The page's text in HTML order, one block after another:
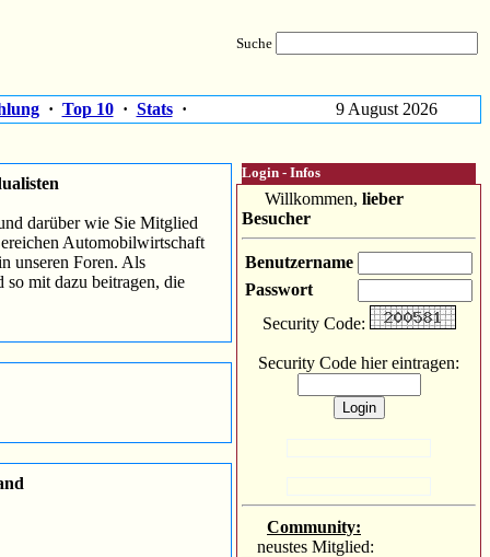
Suche
· Top 10· Stats· 9 August 2026
darüber wie Sie Mitglied
Automobilwirtschaft
unseren Foren. Als
mit dazu beitragen, die
Login - Infos
Willkommen, lieber
Besucher
Benutzername
Passwort
Security Code:
Security Code hier eintragen:
Community:
neustes Mitglied: